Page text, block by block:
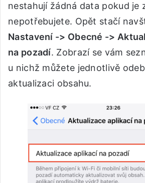
nestahují žádná data pokud je
nepotřebujete. Opět stačí
Nastavení -> Obecné ->
na pozadí. Zobrazí se vám
u nichž můžete jednotlivě
aktualizaci obsahu.